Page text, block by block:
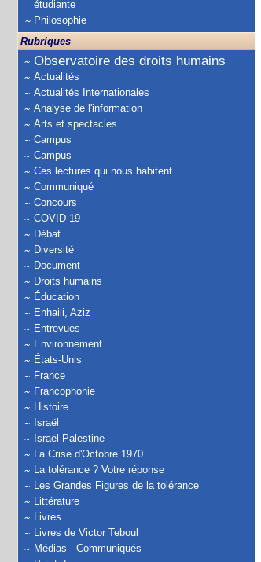
étudiante
Philosophie
Rubriques
Observatoire des droits humains
Actualités
Actualités Internationales
Analyse de l'information
Arts et spectacles
Campus
Campus
Ces lectures qui nous habitent
Communiqué
Concours
COVID-19
Débat
Diversité
Document
Droits humains
Éducation
Enhaili, Aziz
Entrevues
Environnement
États-Unis
France
Francophonie
Histoire
Israël
Israël-Palestine
La Crise d'Octobre 1970
La tolérance ? Votre réponse
Les Grandes Figures de la tolérance
Littérature
Livres
Livres de Victor Teboul
Médias - Communiqués